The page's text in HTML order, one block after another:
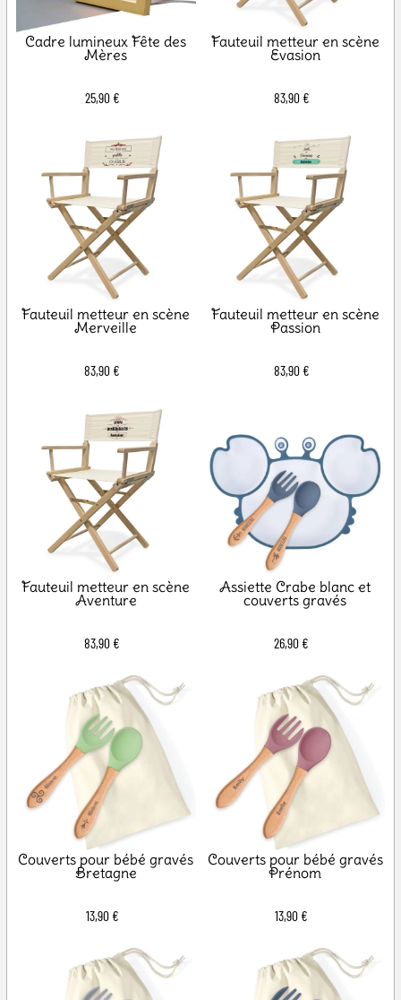
Cadre lumineux Fête des
Mères
25,90 €
Fauteuil metteur en scène
Evasion
83,90 €
Fauteuil metteur en scène
Merveille
83,90 €
Fauteuil metteur en scène
Passion
83,90 €
Fauteuil metteur en scène
Aventure
83,90 €
Assiette Crabe blanc et
couverts gravés
26,90 €
Couverts pour bébé gravés
Bretagne
13,90 €
Couverts pour bébé gravés
Prénom
13,90 €